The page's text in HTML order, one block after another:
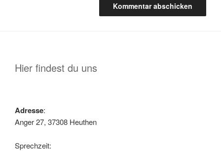
Hier findest du uns
Adresse:
Anger 27, 37308 Heuthen
Sprechzeit: